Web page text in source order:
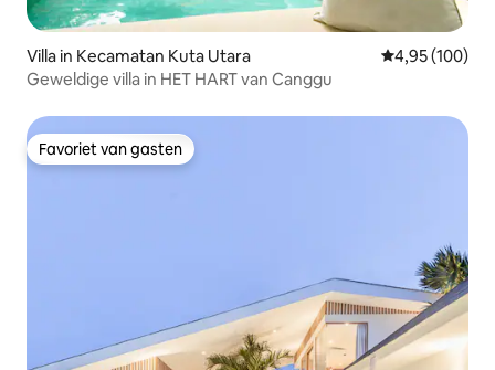
Villa in Kecamatan Kuta Utara Gemiddelde
4,95 (100)
Geweldige villa in HET HART van Canggu
Favoriet van gasten
Favoriet van gasten